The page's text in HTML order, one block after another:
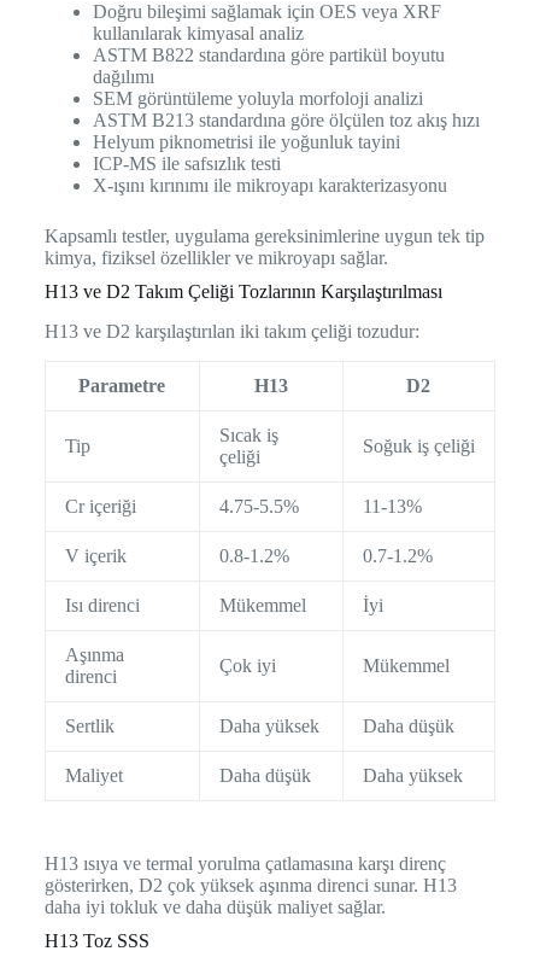
Doğru bileşimi sağlamak için OES veya XRF
kullanılarak kimyasal analiz
ASTM B822 standardına göre partikül boyutu
dağılımı
SEM görüntüleme yoluyla morfoloji analizi
ASTM B213 standardına göre ölçülen toz akış hızı
Helyum piknometrisi ile yoğunluk tayini
ICP-MS ile safsızlık testi
X-ışını kırınımı ile mikroyapı karakterizasyonu
Kapsamlı testler, uygulama gereksinimlerine uygun tek tip
kimya, fiziksel özellikler ve mikroyapı sağlar.
H13 ve D2 Takım Çeliği Tozlarının Karşılaştırılması
H13 ve D2 karşılaştırılan iki takım çeliği tozudur:
Parametre H13 D2
Tip
Sıcak iş
çeliği
Soğuk iş çeliği
Cr içeriği 4.75-5.5% 11-13%
V içerik 0.8-1.2% 0.7-1.2%
Isı direnci Mükemmel İyi
Aşınma
direnci
Çok iyi Mükemmel
Sertlik Daha yüksek Daha düşük
Maliyet Daha düşük Daha yüksek
H13 ısıya ve termal yorulma çatlamasına karşı direnç
gösterirken, D2 çok yüksek aşınma direnci sunar. H13
daha iyi tokluk ve daha düşük maliyet sağlar.
H13 Toz SSS